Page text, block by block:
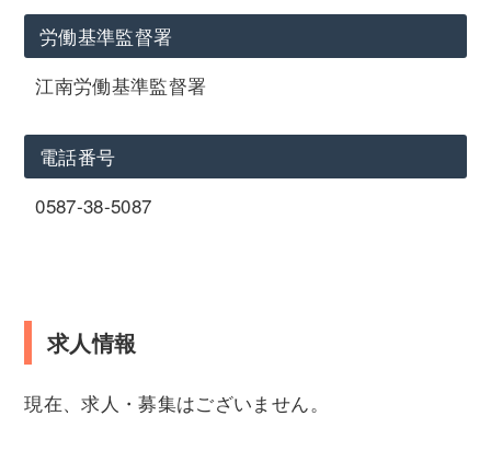
労働基準監督署
江南労働基準監督署
電話番号
0587-38-5087
求人情報
現在、求人・募集はございません。